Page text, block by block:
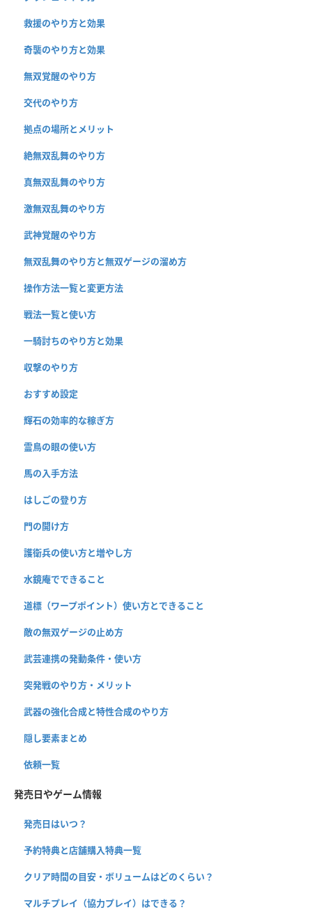
救援のやり方と効果
奇襲のやり方と効果
無双覚醒のやり方
交代のやり方
拠点の場所とメリット
絶無双乱舞のやり方
真無双乱舞のやり方
激無双乱舞のやり方
武神覚醒のやり方
無双乱舞のやり方と無双ゲージの溜め方
操作方法一覧と変更方法
戦法一覧と使い方
一騎討ちのやり方と効果
収撃のやり方
おすすめ設定
輝石の効率的な稼ぎ方
霊鳥の眼の使い方
馬の入手方法
はしごの登り方
門の開け方
護衛兵の使い方と増やし方
水鏡庵でできること
道標（ワープポイント）使い方とできること
敵の無双ゲージの止め方
武芸連携の発動条件・使い方
突発戦のやり方・メリット
武器の強化合成と特性合成のやり方
隠し要素まとめ
依頼一覧
発売日やゲーム情報
発売日はいつ？
予約特典と店舗購入特典一覧
クリア時間の目安・ボリュームはどのくらい？
マルチプレイ（協力プレイ）はできる？